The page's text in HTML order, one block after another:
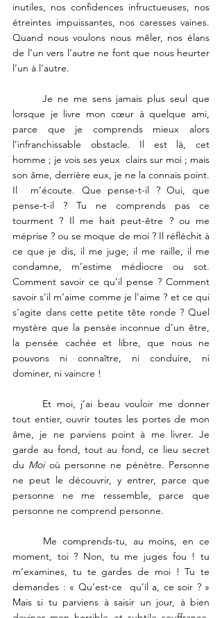
inutiles, nos confidences infructueuses, nos
étreintes impuissantes, nos caresses vaines.
Quand nous voulons nous mêler, nos élans
de l’un vers l’autre ne font que nous heurter
l’un à l’autre.
lorsque je livre mon cœur à quelque ami,
parce que je comprends mieux alors
l’infranchissable obstacle. Il est là, cet
homme ; je vois ses yeux  clairs sur moi ; mais
son âme, derrière eux, je ne la connais point.
Il  m’écoute. Que pense-t-il ? Oui, que
pense-t-il ? Tu ne comprends pas ce
tourment ? Il me hait peut-être ? ou me
méprise ? ou se moque de moi ? Il réfléchit à
ce que je dis, il me juge, il me raille, il me
condamne, m’estime médiocre ou sot.
Comment savoir ce qu’il pense ? Comment
savoir s’il m’aime comme je l’aime ? et ce qui
s’agite dans cette petite tête ronde ? Quel
mystère que la pensée inconnue d’un être,
la pensée cachée et libre, que nous ne
pouvons ni connaître, ni conduire, ni
dominer, ni vaincre !
tout entier, ouvrir toutes les portes de mon
âme, je ne parviens point à me livrer. Je
garde au fond, tout au fond, ce lieu secret
du Moi où personne ne pénètre. Personne
ne peut le découvrir, y entrer, parce que
personne ne me ressemble, parce que
personne ne comprend personne.
moment, toi ? Non, tu me juges fou ! tu
m’examines, tu te gardes de moi ! Tu te
demandes : « Qu’est-ce  qu’il a, ce soir ? »
Mais si tu parviens à saisir un jour, à bien